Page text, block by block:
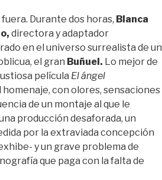
Durante dos horas, Blanca
directora y adaptador
en el universo surrealista de un
el gran Buñuel. Lo mejor de
película El ángel
homenaje, con olores, sensaciones
de un montaje al que le
producción desaforada, un
por la extraviada concepción
y un grave problema de
que paga con la falta de